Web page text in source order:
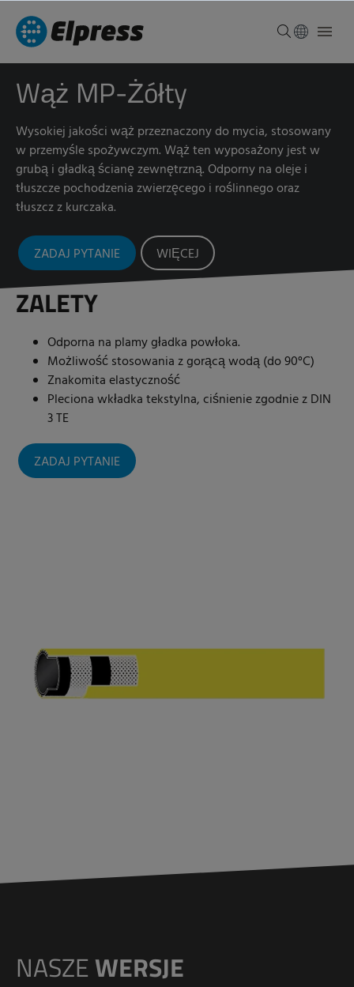
Wąż MP-Żółty
Wysokiej jakości wąż przeznaczony do mycia, stosowany
w przemyśle spożywczym. Wąż ten wyposażony jest w
grubą i gładką ścianę zewnętrzną. Odporny na oleje i
tłuszcze pochodzenia zwierzęcego i roślinnego oraz
tłuszcz z kurczaka.
ZADAJ PYTANIE WIĘCEJ
ZALETY
Odporna na plamy gładka powłoka.
Możliwość stosowania z gorącą wodą (do 90°C)
Znakomita elastyczność
Pleciona wkładka tekstylna, ciśnienie zgodnie z DIN
3 TE
ZADAJ PYTANIE
NASZEWERSJE